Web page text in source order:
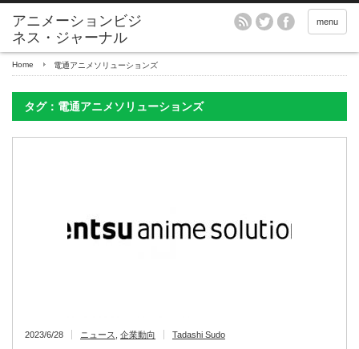
アニメーションビジ
ネス・ジャーナル
menu
Home 電通アニメソリューションズ
タグ：電通アニメソリューションズ
2023/6/28 ニュース 企業動向 Tadashi Sudo